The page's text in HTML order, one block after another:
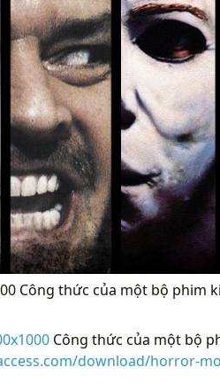
Công thức của một bộ phim
Công thức của một bộ
download/horror-